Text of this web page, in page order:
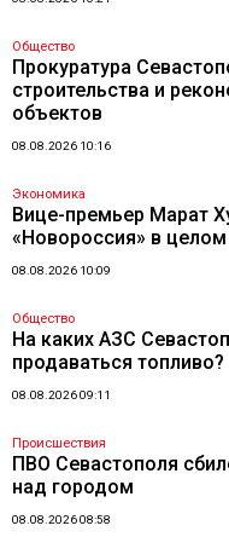
Общество
Прокуратура
строительства и
объектов
08.08.2026 10:16
Экономика
Вице-премьер Марат
«Новороссия» в
08.08.2026 10:09
Общество
На каких АЗС
продаваться топливо?
08.08.2026 09:11
Происшествия
ПВО Севастополя
над городом
08.08.2026 08:58